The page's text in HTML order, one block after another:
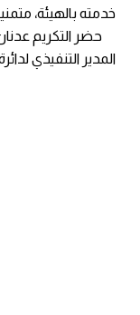
خدمته بالهيئة،
حضر التكريم عدنان
المدير التنفيذي